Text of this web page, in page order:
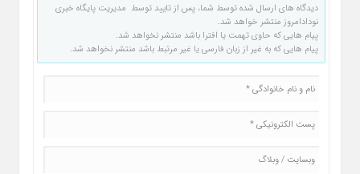
دیدگاه های ارسال شده توسط شما، پس از تایید توسط مدیریت پایگاه خبری
نودادامروز منتشر خواهد شد.
پیام هایی که حاوی تهمت یا افترا باشد منتشر نخواهد شد.
پیام هایی که به غیر از زبان فارسی یا غیر مرتبط باشد منتشر نخواهد شد.